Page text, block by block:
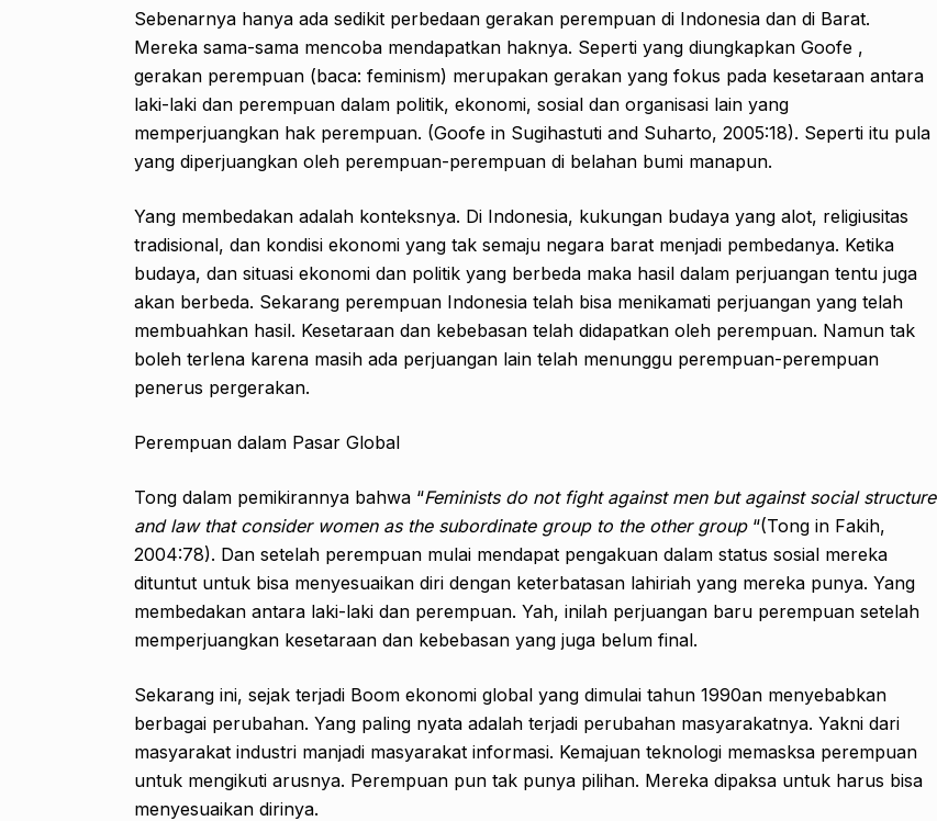
Sebenarnya hanya ada sedikit perbedaan gerakan perempuan di Indonesia dan di Barat.
Mereka sama-sama mencoba mendapatkan haknya. Seperti yang diungkapkan Goofe ,
gerakan perempuan (baca: feminism) merupakan gerakan yang fokus pada kesetaraan antara
laki-laki dan perempuan dalam politik, ekonomi, sosial dan organisasi lain yang
memperjuangkan hak perempuan. (Goofe in Sugihastuti and Suharto, 2005:18). Seperti itu pula
yang diperjuangkan oleh perempuan-perempuan di belahan bumi manapun.
Yang membedakan adalah konteksnya. Di Indonesia, kukungan budaya yang alot, religiusitas
tradisional, dan kondisi ekonomi yang tak semaju negara barat menjadi pembedanya. Ketika
budaya, dan situasi ekonomi dan politik yang berbeda maka hasil dalam perjuangan tentu juga
akan berbeda. Sekarang perempuan Indonesia telah bisa menikamati perjuangan yang telah
membuahkan hasil. Kesetaraan dan kebebasan telah didapatkan oleh perempuan. Namun tak
boleh terlena karena masih ada perjuangan lain telah menunggu perempuan-perempuan
penerus pergerakan.
Perempuan dalam Pasar Global
Tong dalam pemikirannya bahwa “Feminists do not fight against men but against social structure
and law that consider women as the subordinate group to the other group“(Tong in Fakih,
2004:78). Dan setelah perempuan mulai mendapat pengakuan dalam status sosial mereka
dituntut untuk bisa menyesuaikan diri dengan keterbatasan lahiriah yang mereka punya. Yang
membedakan antara laki-laki dan perempuan. Yah, inilah perjuangan baru perempuan setelah
memperjuangkan kesetaraan dan kebebasan yang juga belum final.
Sekarang ini, sejak terjadi Boom ekonomi global yang dimulai tahun 1990an menyebabkan
berbagai perubahan. Yang paling nyata adalah terjadi perubahan masyarakatnya. Yakni dari
masyarakat industri manjadi masyarakat informasi. Kemajuan teknologi memasksa perempuan
untuk mengikuti arusnya. Perempuan pun tak punya pilihan. Mereka dipaksa untuk harus bisa
menyesuaikan dirinya.